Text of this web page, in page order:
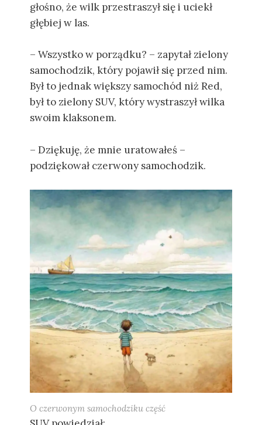
głośno, że wilk przestraszył się i uciekł
głębiej w las.
– Wszystko w porządku? – zapytał zielony
samochodzik, który pojawił się przed nim.
Był to jednak większy samochód niż Red,
był to zielony SUV, który wystraszył wilka
swoim klaksonem.
– Dziękuję, że mnie uratowałeś –
podziękował czerwony samochodzik.
O czerwonym samochodziku część